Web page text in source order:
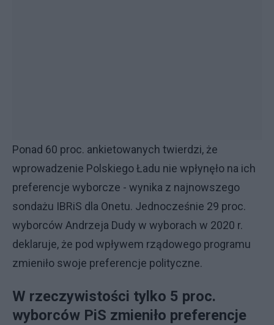
Ponad 60 proc. ankietowanych twierdzi, że
wprowadzenie Polskiego Ładu nie wpłynęło na ich
preferencje wyborcze - wynika z najnowszego
sondażu IBRiS dla Onetu. Jednocześnie 29 proc.
wyborców Andrzeja Dudy w wyborach w 2020 r.
deklaruje, że pod wpływem rządowego programu
zmieniło swoje preferencje polityczne.
W rzeczywistości tylko 5 proc.
wyborców PiS zmieniło preferencje